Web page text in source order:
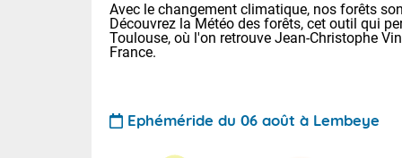
Avec le changement climatique, nos forêts
Découvrez la Météo des forêts, cet outil qui
Toulouse, où l'on retrouve Jean-Christophe
France.
Ephéméride du 06 août à Lembeye